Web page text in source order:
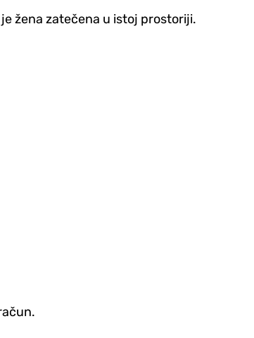
žena zatečena u istoj prostoriji.